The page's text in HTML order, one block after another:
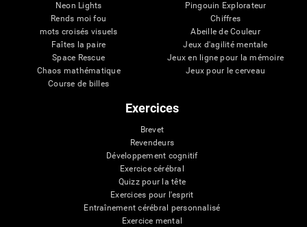
Neon Lights
Rends moi fou
mots croisés visuels
Faîtes la paire
Space Rescue
Chaos mathématique
Course de billes
Pingouin Explorateur
Chiffres
Abeille de Couleur
Jeux d'agilité mentale
Jeux en ligne pour la mémoire
Jeux pour le cerveau
Exercices
Brevet
Revendeurs
Développement cognitif
Exercice cérébral
Quizz pour la tête
Exercices pour l'esprit
Entraînement cérébral personnalisé
Exercice mental